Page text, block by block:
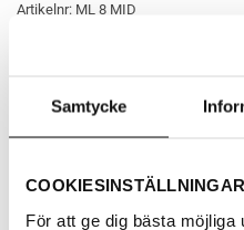
Samtycke
COOKIESINSTÄLLNINGAR
För att ge dig bästa möjliga
Artikelnr: ML 8 MID
Handbyggda 8 tum high-
AUKTORISERAD ÅF
BETALNING MED KLARNA